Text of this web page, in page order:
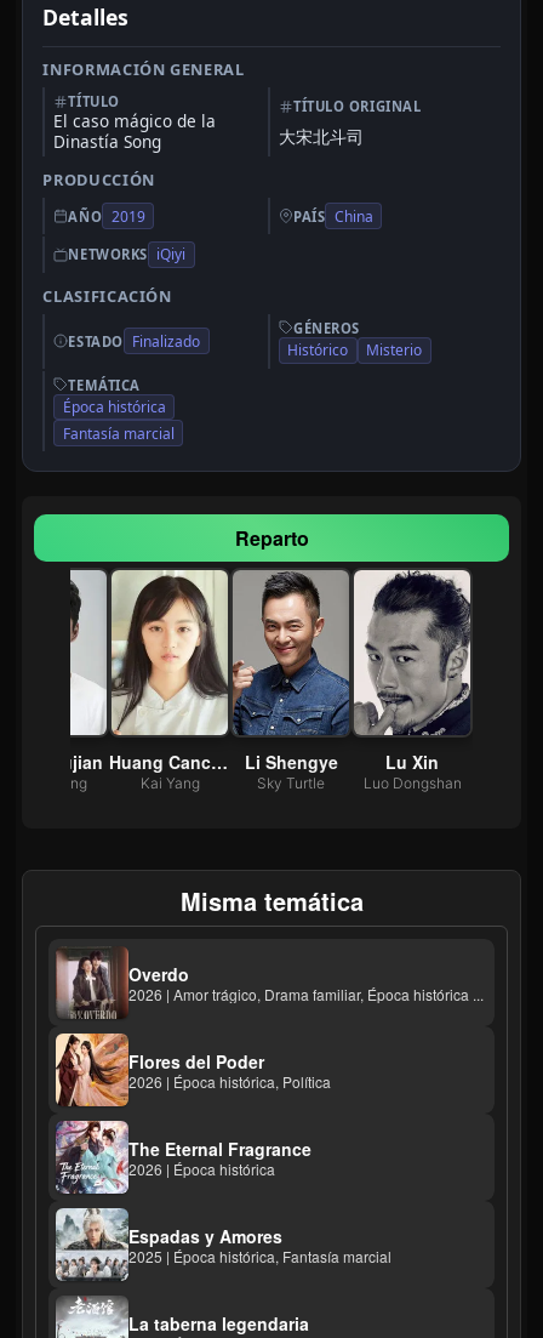
Detalles
INFORMACIÓN GENERAL
TÍTULO
El caso mágico de la
Dinastía Song
TÍTULO ORIGINAL
大宋北斗司
PRODUCCIÓN
AÑO 2019 PAÍS China
NETWORKS iQiyi
CLASIFICACIÓN
ESTADO Finalizado
GÉNEROS
Histórico Misterio
TEMÁTICA
Época histórica
Fantasía marcial
Reparto
Yujian
Liu Suifeng
Huang Cancan
Kai Yang
Li Shengye
Sky Turtle
Lu Xin
Luo Dongshan
Misma temática
Overdo
2026 | Amor trágico, Drama familiar, Época histórica ...
Flores del Poder
2026 | Época histórica, Política
The Eternal Fragrance
2026 | Época histórica
Espadas y Amores
2025 | Época histórica, Fantasía marcial
La taberna legendaria